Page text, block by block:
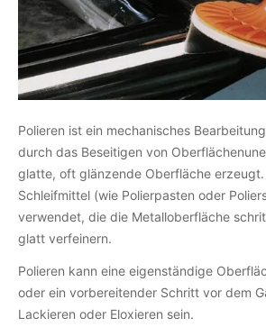
Polieren ist ein mechanisches
durch das Beseitigen von
glatte, oft glänzende Oberfläche
Schleifmittel (wie Polierpasten oder
verwendet, die die Metalloberfläche
glatt verfeinern.
Polieren kann eine eigenständige
oder ein vorbereitender Schritt vor dem
Lackieren oder Eloxieren sein.